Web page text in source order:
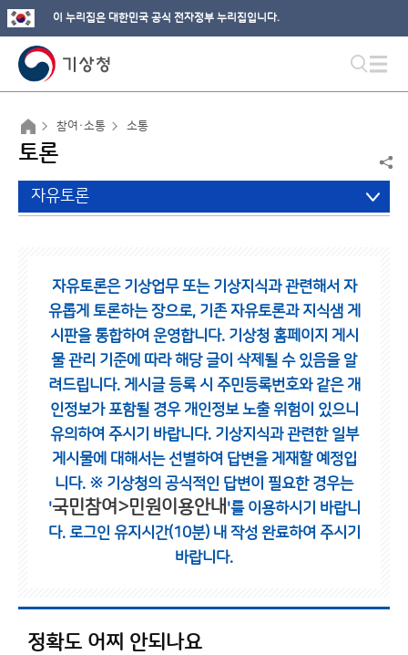
이 누리집은 대한민국 공식 전자정부 누리집입니다.
참여·소통 소통
토론
자유토론
자유토론은 기상업무 또는 기상지식과 관련해서 자
유롭게 토론하는 장으로, 기존 자유토론과 지식샘 게
시판을 통합하여 운영합니다. 기상청 홈페이지 게시
물 관리 기준에 따라 해당 글이 삭제될 수 있음을 알
려드립니다. 게시글 등록 시 주민등록번호와 같은 개
인정보가 포함될 경우 개인정보 노출 위험이 있으니
유의하여 주시기 바랍니다. 기상지식과 관련한 일부
게시물에 대해서는 선별하여 답변을 게재할 예정입
니다. ※ 기상청의 공식적인 답변이 필요한 경우는
'국민참여>민원이용안내 '를 이용하시기 바랍니
다. 로그인 유지시간(10분) 내 작성 완료하여 주시기
바랍니다.
정확도 어찌 안되나요